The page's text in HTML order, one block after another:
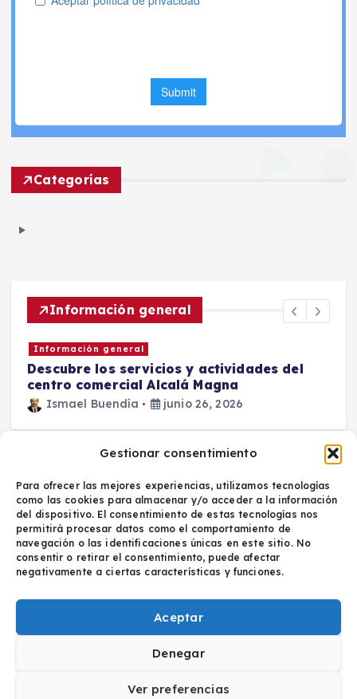
Gestionar consentimiento
Para ofrecer las mejores experiencias, utilizamos tecnologías
como las cookies para almacenar y/o acceder a la información
del dispositivo. El consentimiento de estas tecnologías nos
permitirá procesar datos como el comportamiento de
navegación o las identificaciones únicas en este sitio. No
consentir o retirar el consentimiento, puede afectar
negativamente a ciertas características y funciones.
Aceptar
Denegar
Ver preferencias
Categorías
Información general
Información general
Descubre los servicios y actividades del
centro comercial Alcalá Magna
Ismael Buendía junio 26, 2026
Política de privacidad
Aviso legal
Copyright © 2026 diarioalcaladehenares.com | Powered